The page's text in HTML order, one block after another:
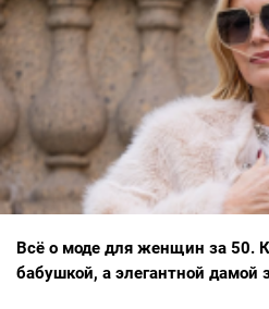
Всё о моде для женщин за 50.
бабушкой, а элегантной дамой